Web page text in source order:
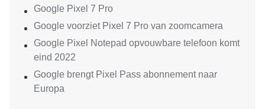
Google Pixel 7 Pro
Google voorziet Pixel 7 Pro van zoomcamera
Google Pixel Notepad opvouwbare telefoon komt
eind 2022
Google brengt Pixel Pass abonnement naar
Europa